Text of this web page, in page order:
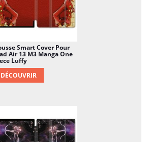
Smart Cover Pour
Air 13 M3 Manga One
Luffy
DÉCOUVRIR